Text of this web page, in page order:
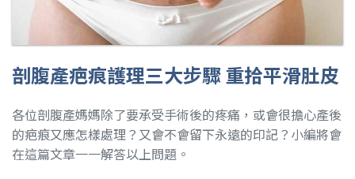
剖腹產疤痕護理三大步驟 重拾平滑肚皮
各位剖腹產媽媽除了要承受手術後的疼痛，或會很擔心產後
的疤痕又應怎樣處理？又會不會留下永遠的印記？小編將會
在這篇文章一一解答以上問題。